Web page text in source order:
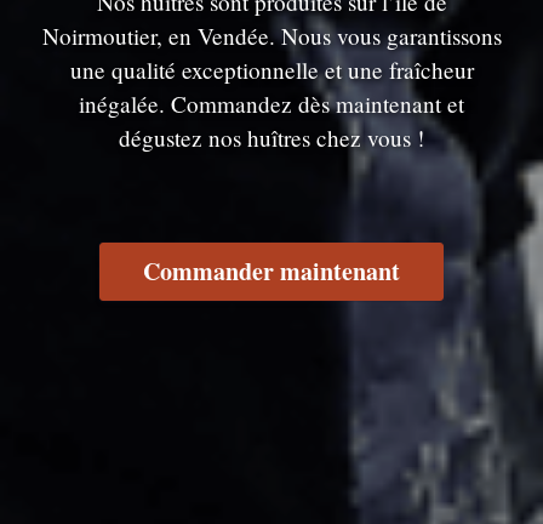
Noirmoutier, en Vendée. Nous vous garantissons
une qualité exceptionnelle et une fraîcheur
inégalée. Commandez dès maintenant et
dégustez nos huîtres chez vous !
Commander maintenant